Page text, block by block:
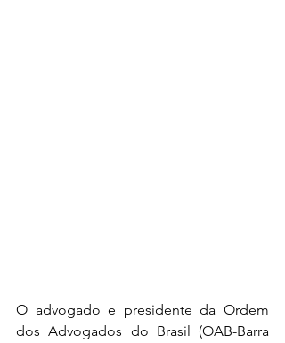
O advogado e presidente da Ordem
dos Advogados do Brasil (OAB-Barra